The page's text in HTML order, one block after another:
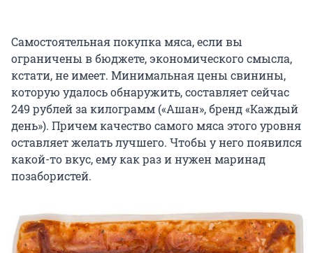
Самостоятельная покупка мяса, если вы
ограничены в бюджете, экономического смысла,
кстати, не имеет. Минимальная цены свинины,
которую удалось обнаружить, составляет сейчас
249 рублей за килограмм («Ашан», бренд «Каждый
день»). Причем качество самого мяса этого уровня
оставляет желать лучшего. Чтобы у него появился
какой-то вкус, ему как раз и нужен маринад
позабористей.